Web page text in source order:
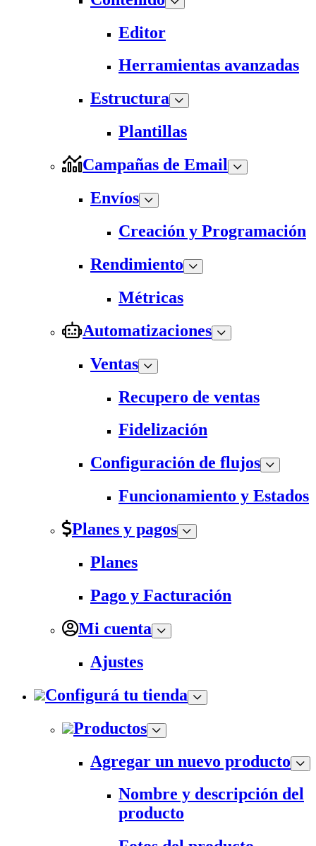
Editor
Herramientas avanzadas
Estructura
Plantillas
Campañas de Email
Envíos
Creación y Programación
Rendimiento
Métricas
Automatizaciones
Ventas
Recupero de ventas
Fidelización
Configuración de flujos
Funcionamiento y Estados
Planes y pagos
Planes
Pago y Facturación
Mi cuenta
Ajustes
Configurá tu tienda
Productos
Agregar un nuevo producto
Nombre y descripción del
producto